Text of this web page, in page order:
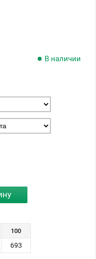
В наличии
100
693